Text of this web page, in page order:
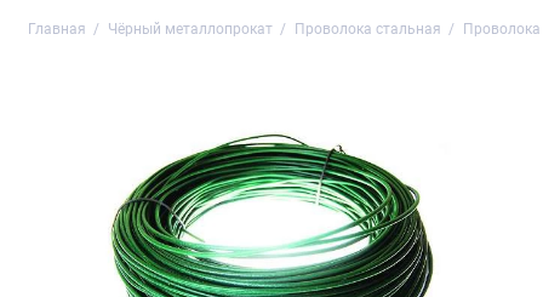
Главная Чёрный металлопрокат Проволока стальная